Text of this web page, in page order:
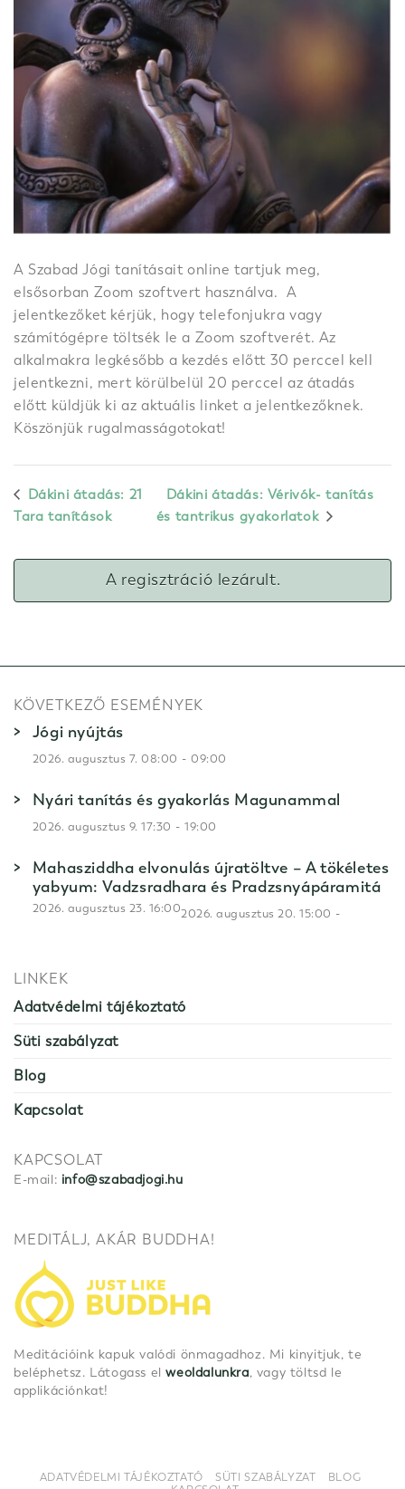
A Szabad Jógi tanításait online tartjuk meg,
elsősorban Zoom szoftvert használva. A
jelentkezőket kérjük, hogy telefonjukra vagy
számítógépre töltsék le a Zoom szoftverét. Az
alkalmakra legkésőbb a kezdés előtt 30 perccel kell
jelentkezni, mert körülbelül 20 perccel az átadás
előtt küldjük ki az aktuális linket a jelentkezőknek.
Köszönjük rugalmasságotokat!
Dákini átadás: 21
Tara tanítások
Dákini átadás: Vérivók- tanítás
és tantrikus gyakorlatok
A regisztráció lezárult.
KÖVETKEZŐ ESEMÉNYEK
Jógi nyújtás
2026. augusztus 7. 08:00 -09:00
Nyári tanítás és gyakorlás Magunammal
2026. augusztus 9. 17:30 -19:00
Mahasziddha elvonulás újratöltve – A tökéletes
yabyum: Vadzsradhara és Pradzsnyápáramitá
2026. augusztus 20. 15:00 -
2026. augusztus 23. 16:00
LINKEK
Adatvédelmi tájékoztató
Süti szabályzat
Blog
Kapcsolat
KAPCSOLAT
E-mail: info@szabadjogi.hu
MEDITÁLJ, AKÁR BUDDHA!
Meditációink kapuk valódi önmagadhoz. Mi kinyitjuk, te
beléphetsz. Látogass elweoldalunkra, vagy töltsd le
applikációnkat!
ADATVÉDELMI TÁJÉKOZTATÓ SÜTI SZABÁLYZAT
BLOG